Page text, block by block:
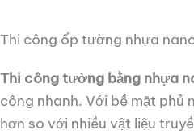
Thi công ốp tường nhựa
Thi công tường bằng nhựa
công nhanh. Với bề mặt phủ
hơn so với nhiều vật liệu